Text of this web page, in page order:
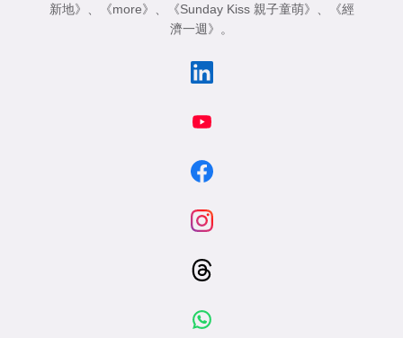
新地》
《more》 《Sunday Kiss 親子童萌》
《經
濟一週》
。